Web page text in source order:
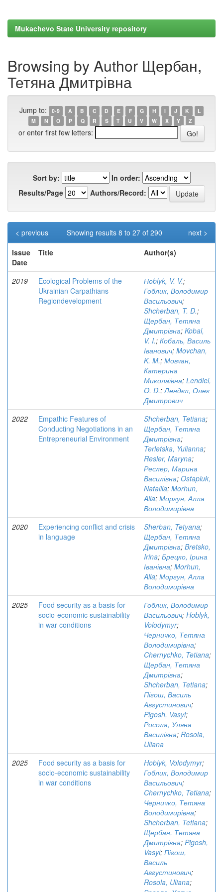
Mukachevo State University repository
Browsing by Author Щербан,
Тетяна Дмитрівна
Jump to: 0-9 A B C D E F G H I J K
L
M
N O P Q R S T U V W X Y Z
or enter first few letters:
Sort by:
In order:
Results/Page
Authors/Record:
Showing results 8 to 27 of 290
< previous
next >
Issue
Date
Title Author(s)
2019
Ecological Problems of the
Ukrainian Carpathians
Regiondevelopment
Ноblyk, V. V.;
Гоблик, Володимир
Васильович;
Shcherban, T. D.;
Щербан, Тетяна
Дмитрівна; Kobal,
V. I.; Кобаль, Василь
Іванович; Movchan,
K. M.; Мовчан,
Катерина
Миколаївна; Lendiel,
O. D.;Лендєл, Олег
Дмитрович
2022
Empathic Features of
Conducting Negotiations in an
Entrepreneurial Environment
Shcherban, Tetiana;
Щербан, Тетяна
Дмитрівна;
Terletska, Yulianna;
Resler, Maryna;
Реслер, Марина
Василівна; Ostapiuk,
Nataliia; Morhun,
Alla; Моргун, Алла
Володимирівна
2020
Experiencing conflict and crisis
in language
Sherban, Tetyana;
Щербан, Тетяна
Дмитрівна; Bretsko,
Irina; Брецко, Ірина
Іванівна; Morhun,
Alla; Моргун, Алла
Володимирівна
2025
Food security as a basis for
socio-economic sustainability
in war conditions
Гоблик, Володимир
Васильович; Hoblyk,
Volodymyr;
Черничко, Тетяна
Володимирівна;
Chernychko, Tetiana;
Щербан, Тетяна
Дмитрівна;
Shcherban, Tetiana;
Пігош, Василь
Августинович;
Pigosh, Vasyl;
Росола, Уляна
Василівна; Rosola,
Uliana
2025
Food security as a basis for
socio-economic sustainability
in war conditions
Hoblyk, Volodymyr;
Гоблик, Володимир
Васильович;
Chernychko, Tetiana;
Черничко, Тетяна
Володимирівна;
Shcherban, Tetiana;
Щербан, Тетяна
Дмитрівна; Pigosh,
Vasyl; Пігош,
Василь
Августинович;
Rosola, Uliana;